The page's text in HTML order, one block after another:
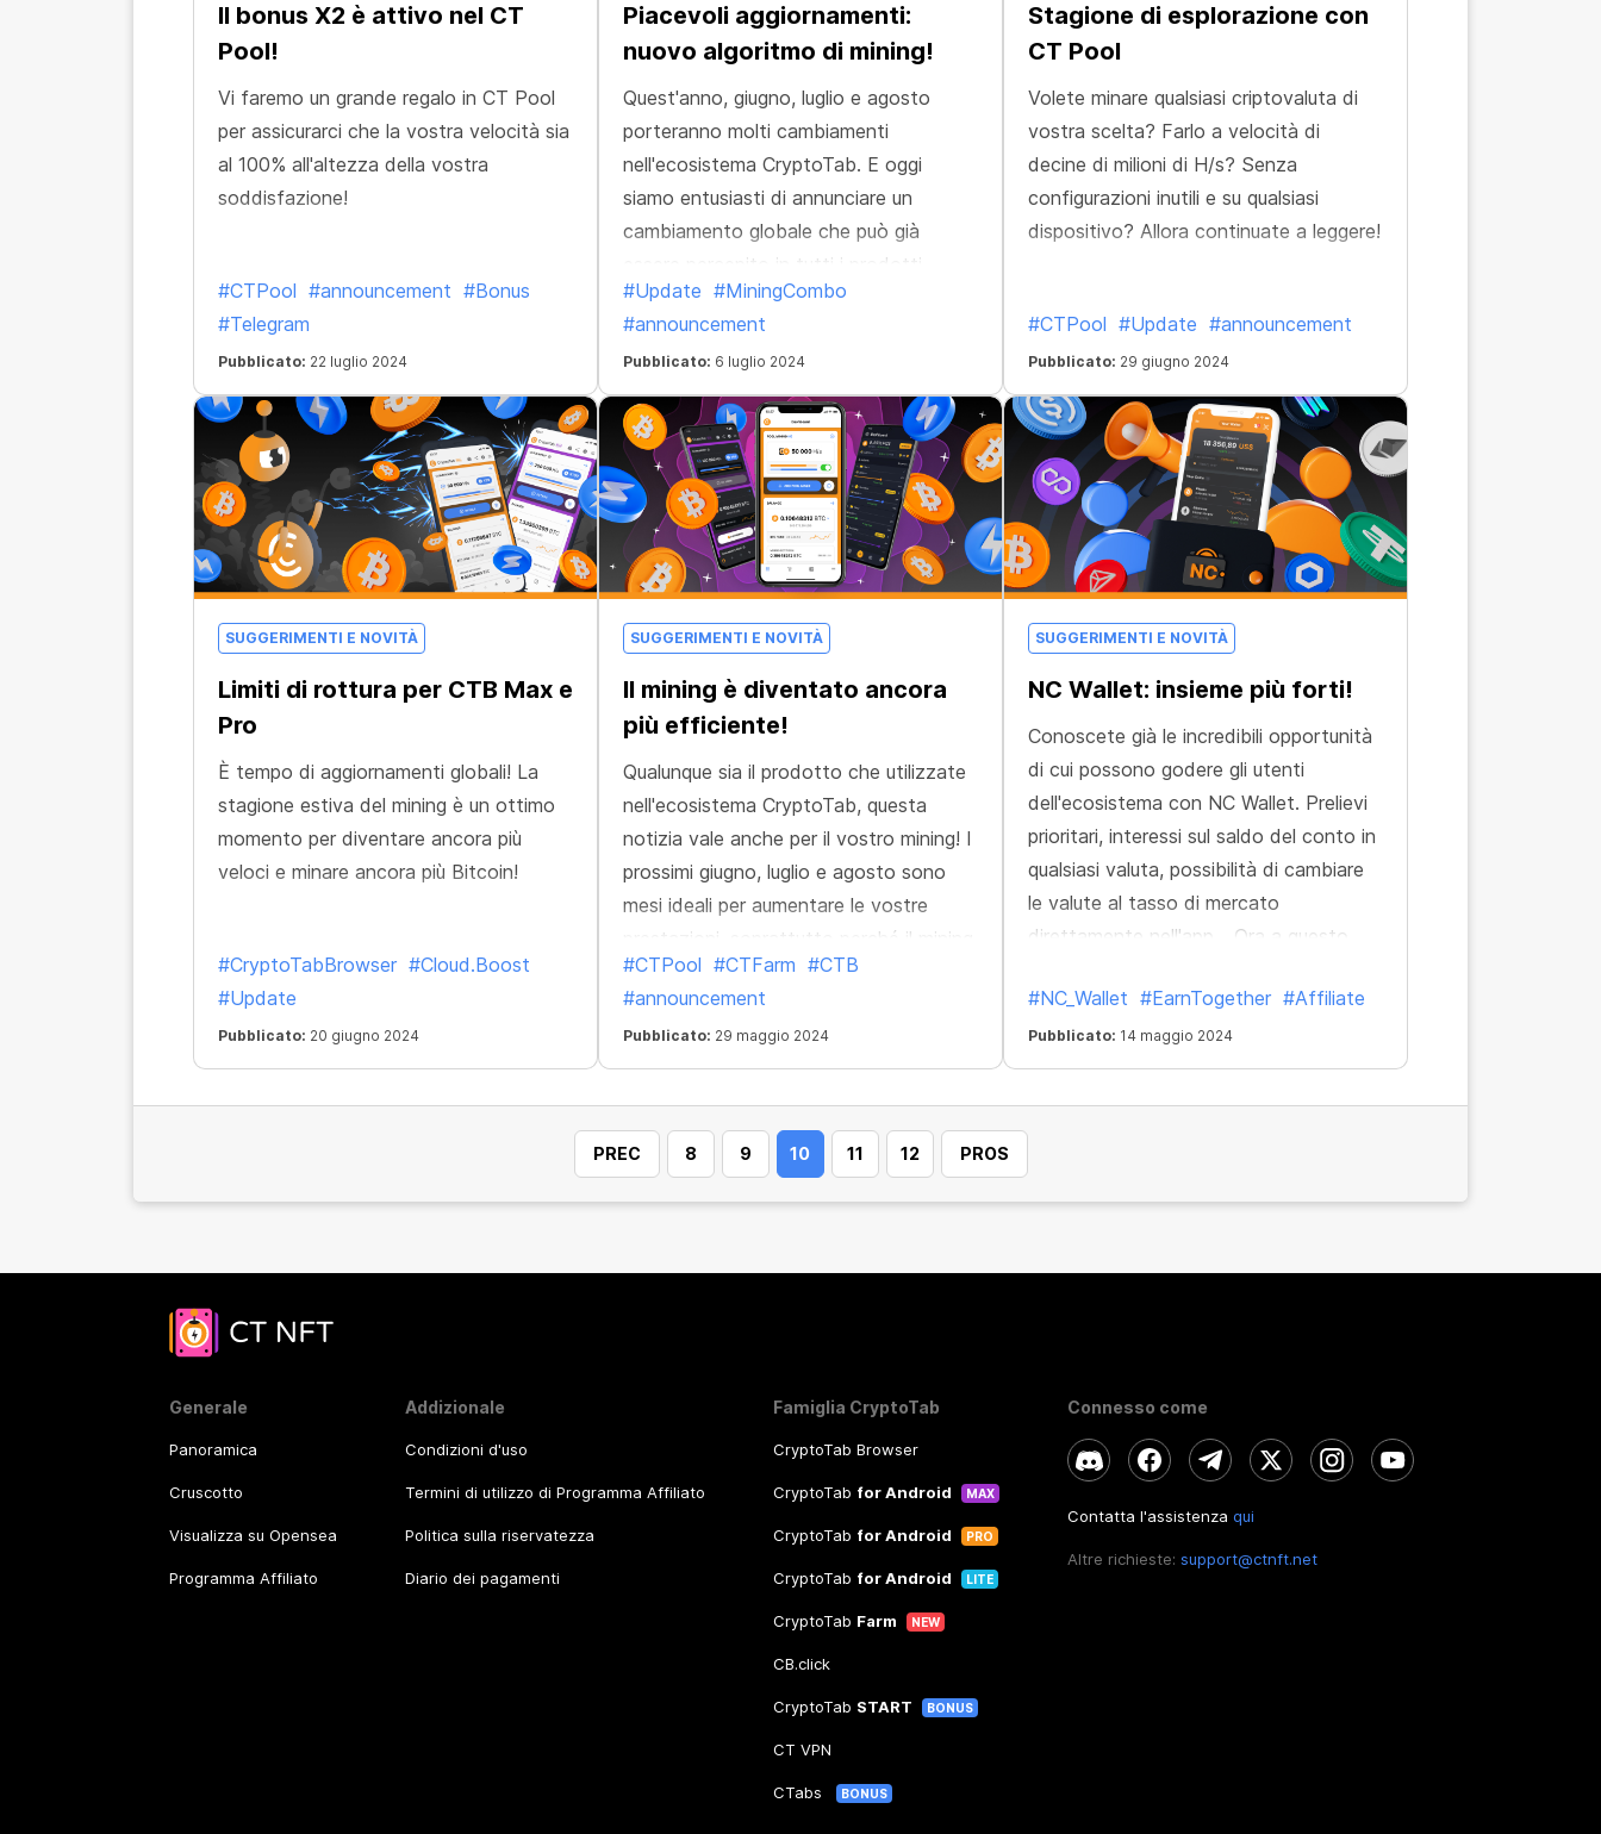
Il bonus X2 è attivo nel CT
Pool!
Vi faremo un grande regalo in CT Pool
per assicurarci che la vostra velocità sia
al 100% all'altezza della vostra
soddisfazione!
#CTPool #announcement #Bonus
#Telegram
Pubblicato: 22 luglio 2024
Piacevoli aggiornamenti:
nuovo algoritmo di mining!
Quest'anno, giugno, luglio e agosto
porteranno molti cambiamenti
nell'ecosistema CryptoTab. E oggi
siamo entusiasti di annunciare un
cambiamento globale che può già
essere percepito in tutti i prodotti
dell'ecosistema!
#Update #MiningCombo
#announcement
Pubblicato: 6 luglio 2024
Stagione di esplorazione con
CT Pool
Volete minare qualsiasi criptovaluta di
vostra scelta? Farlo a velocità di
decine di milioni di H/s? Senza
configurazioni inutili e su qualsiasi
dispositivo? Allora continuate a leggere!
#CTPool #Update #announcement
Pubblicato: 29 giugno 2024
SUGGERIMENTI E NOVITÀ
Limiti di rottura per CTB Max e
Pro
È tempo di aggiornamenti globali! La
stagione estiva del mining è un ottimo
momento per diventare ancora più
veloci e minare ancora più Bitcoin!
#CryptoTabBrowser #Cloud.Boost
#Update
Pubblicato: 20 giugno 2024
SUGGERIMENTI E NOVITÀ
Il mining è diventato ancora
più efficiente!
Qualunque sia il prodotto che utilizzate
nell'ecosistema CryptoTab, questa
notizia vale anche per il vostro mining! I
prossimi giugno, luglio e agosto sono
mesi ideali per aumentare le vostre
prestazioni, soprattutto perché il mining
è diventato più potente in tutto
l'ecosistema. L'efficienza del mining in
tutti i prodotti CryptoTab è aumentata
di quasi il 20%!
#CTPool #CTFarm #CTB
#announcement
Pubblicato: 29 maggio 2024
SUGGERIMENTI E NOVITÀ
NC Wallet: insieme più forti!
Conoscete già le incredibili opportunità
di cui possono godere gli utenti
dell'ecosistema con NC Wallet. Prelievi
prioritari, interessi sul saldo del conto in
qualsiasi valuta, possibilità di cambiare
le valute al tasso di mercato
direttamente nell'app... Ora a questo
#NC_Wallet #EarnTogether #Affiliate
Pubblicato: 14 maggio 2024
PREC 8 9 10 11 12 PROS
Generale
Panoramica
Cruscotto
Visualizza su Opensea
Programma Affiliato
Addizionale
Condizioni d'uso
Termini di utilizzo di Programma Affiliato
Politica sulla riservatezza
Diario dei pagamenti
Famiglia CryptoTab
CryptoTab Browser
CryptoTab for Android MAX
CryptoTab for Android PRO
CryptoTab for Android LITE
CryptoTab Farm NEW
CB.click
CryptoTab START BONUS
CT VPN
CTabs BONUS
Connesso come
Contatta l'assistenza qui
Altre richieste: support@ctnft.net